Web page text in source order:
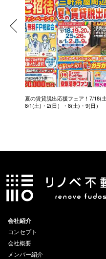
夏の賃貸脱出応援フェア！7/18(
8/1(土)・2(日）・8(土)・9(日）
会社紹介
コンセプト
会社概要
メンバー紹介